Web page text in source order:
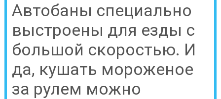
Автобаны специально
выстроены для езды с
большой скоростью. И
да, кушать мороженое
за рулем можно